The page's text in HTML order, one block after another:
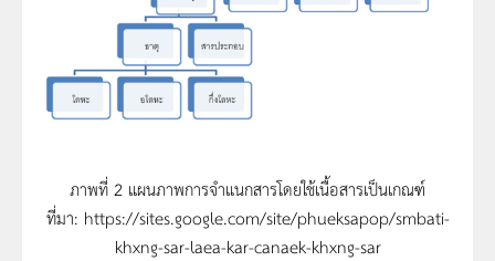
ภาพที่ 2 แผนภาพการจำแนกสารโดยใช้เนื้อสารเป็นเกณฑ์
ที่มา: https://sites.google.com/site/phueksapop/smbati-
khxng-sar-laea-kar-canaek-khxng-sar